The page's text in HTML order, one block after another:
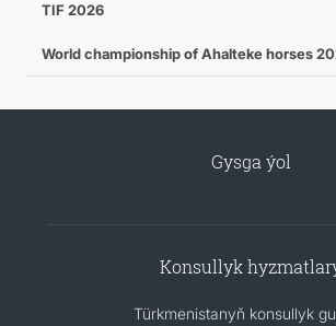
TIF 2026
World championship of Ahalteke horses
Gysga ýol
Konsullyk
Türkmenistanyň konsullyk